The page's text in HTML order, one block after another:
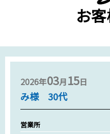
お
2026年03月15日
み様 30代
営業所